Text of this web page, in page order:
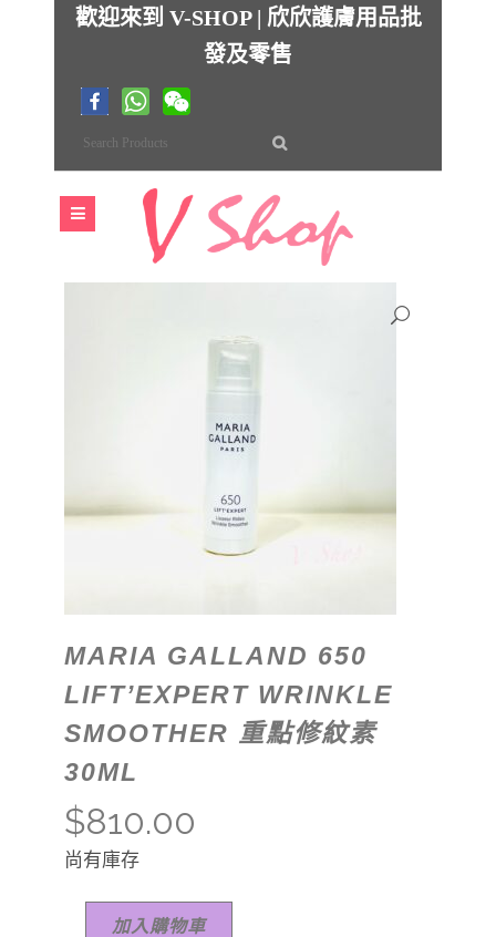
歡迎來到 V-SHOP | 欣欣護膚用品批
發及零售
MARIA GALLAND 650
LIFT’EXPERT WRINKLE
SMOOTHER 重點修紋素
30ML
$810.00
尚有庫存
加入購物車